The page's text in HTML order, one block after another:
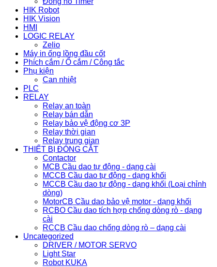
HIK Robot
HIK Vision
HMI
LOGIC RELAY
Zelio
Máy in ống lồng đầu cốt
Phích cắm / Ổ cắm / Công tắc
Phụ kiện
Can nhiệt
PLC
RELAY
Relay an toàn
Relay bán dẫn
Relay bảo vệ động cơ 3P
Relay thời gian
Relay trung gian
THIẾT BỊ ĐÓNG CẮT
Contactor
MCB Cầu dao tự động - dạng cài
MCCB Cầu dao tự động - dạng khối
MCCB Cầu dao tự động - dạng khối (Loại chỉnh
dòng)
MotorCB Cầu dao bảo vệ motor - dạng khối
RCBO Cầu dao tích hợp chống dòng rò - dạng
cài
RCCB Cầu dao chống dòng rò – dạng cài
Uncategorized
DRIVER / MOTOR SERVO
Light Star
Robot KUKA